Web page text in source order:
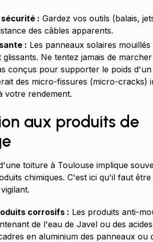
: Gardez vos outils (balais,
des câbles apparents.
: Les panneaux solaires
glissants. Ne tentez jamais de
conçus pour supporter le poids
des micro-fissures (micro-cracks)
votre rendement.
aux produits de
toiture à Toulouse implique
chimiques. C'est ici qu'il faut être
corrosifs : Les produits anti-
de l'eau de Javel ou des
en aluminium des panneaux ou